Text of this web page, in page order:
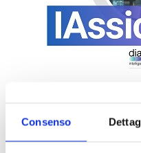
Consenso